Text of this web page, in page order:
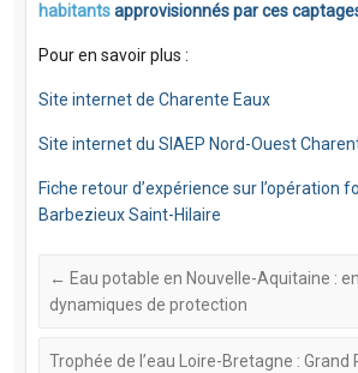
habitantsapprovisionnés par ces
Pour en savoir plus :
Site internet de Charente Eaux
Site internet du SIAEP Nord-Ouest
Fiche retour d’expérience sur l’opération
Barbezieux Saint-Hilaire
← Eau potable en Nouvelle-Aquitaine :
dynamiques de protection
Trophée de l’eau Loire-Bretagne : Grand